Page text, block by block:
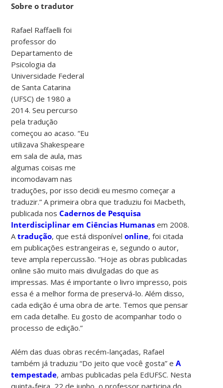
Sobre o tradutor
Rafael Raffaelli foi
professor do
Departamento de
Psicologia da
Universidade Federal
de Santa Catarina
(UFSC) de 1980 a
2014. Seu percurso
pela tradução
começou ao acaso. “Eu
utilizava Shakespeare
em sala de aula, mas
algumas coisas me
incomodavam nas
traduções, por isso decidi eu mesmo começar a
traduzir.” A primeira obra que traduziu foi Macbeth,
publicada nosCadernos de Pesquisa
Interdisciplinar em Ciências Humanas em 2008.
Atradução, que está disponívelonline, foi citada
em publicações estrangeiras e, segundo o autor,
teve ampla repercussão. “Hoje as obras publicadas
online são muito mais divulgadas do que as
impressas. Mas é importante o livro impresso, pois
essa é a melhor forma de preservá-lo. Além disso,
cada edição é uma obra de arte. Temos que pensar
em cada detalhe. Eu gosto de acompanhar todo o
processo de edição.”
Além das duas obras recém-lançadas, Rafael
também já traduziu “Do jeito que você gosta” eA
tempestade, ambas publicadas pela EdUFSC. Nesta
quinta-feira, 22 de junho, o professor participa do